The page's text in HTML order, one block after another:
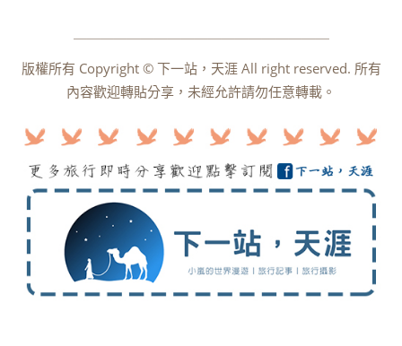
￣￣￣￣￣￣￣￣￣￣￣￣￣￣￣￣￣￣￣
版權所有 Copyright © 下一站，天涯 All right reserved. 所有
內容歡迎轉貼分享，未經允許請勿任意轉載。